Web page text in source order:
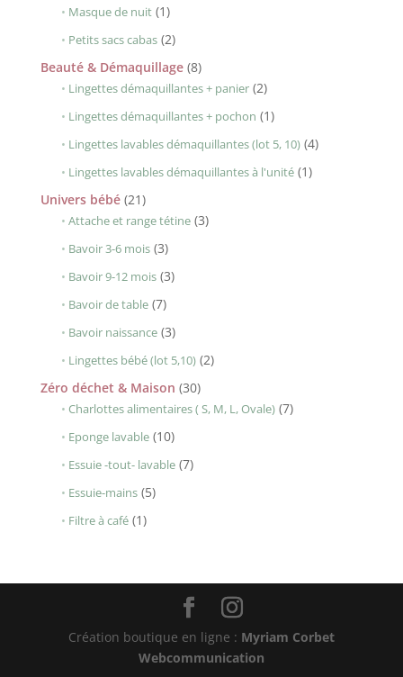
Masque de nuit 11
produit
Petits sacs cabas 22
produits
Beauté & Démaquillage 88
produits
Lingettes démaquillantes + panier 22
produits
Lingettes démaquillantes + pochon 11
produit
Lingettes lavables démaquillantes (lot 5, 10) 44
Lingettes lavables démaquillantes à l'unité 11
Univers bébé 2121
produits
Attache et range tétine 33
Bavoir 3-6 mois 33
produits
Bavoir 9-12 mois 33
Bavoir de table 77
produits
Bavoir naissance 33
produits
Lingettes bébé (lot 5,10) 22
Zéro déchet & Maison 3030
produits
Charlottes alimentaires ( S, M, L, Ovale) 77
Eponge lavable 1010
produits
Essuie -tout- lavable 77
Essuie-mains 55
Filtre à café 11
Création boutique en ligne : Myriam Corbet
Webcommunication